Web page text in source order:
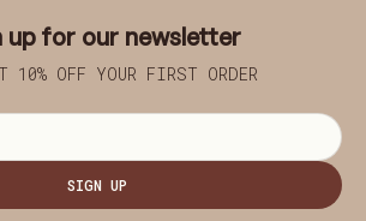
up for our newsletter
10% OFF YOUR FIRST ORDER
SIGN UP